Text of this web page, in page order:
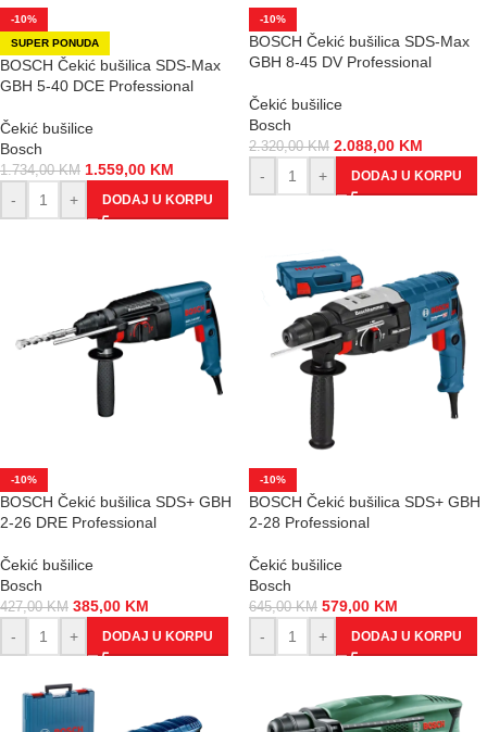
-10%
SUPER PONUDA
BOSCH Čekić bušilica SDS-Max
GBH 5-40 DCE Professional
Čekić bušilice
Bosch
1.734,00KM 1.559,00 KM
-
+ DODAJ U KORPU
-10%
BOSCH Čekić bušilica SDS-Max
GBH 8-45 DV Professional
Čekić bušilice
Bosch
2.320,00KM 2.088,00 KM
-
+ DODAJ U KORPU
-10%
BOSCH Čekić bušilica SDS+ GBH
2-26 DRE Professional
Čekić bušilice
Bosch
427,00KM 385,00 KM
-
+ DODAJ U KORPU
-10%
BOSCH Čekić bušilica SDS+ GBH
2-28 Professional
Čekić bušilice
Bosch
645,00KM 579,00 KM
-
+ DODAJ U KORPU